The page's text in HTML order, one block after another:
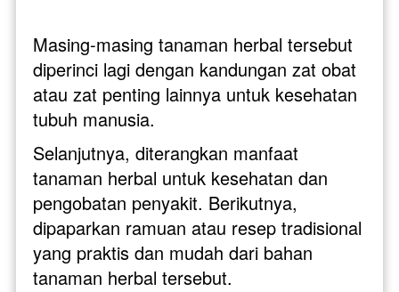
Masing-masing tanaman herbal tersebut
diperinci lagi dengan kandungan zat obat
atau zat penting lainnya untuk kesehatan
tubuh manusia.
Selanjutnya, diterangkan manfaat
tanaman herbal untuk kesehatan dan
pengobatan penyakit. Berikutnya,
dipaparkan ramuan atau resep tradisional
yang praktis dan mudah dari bahan
tanaman herbal tersebut.